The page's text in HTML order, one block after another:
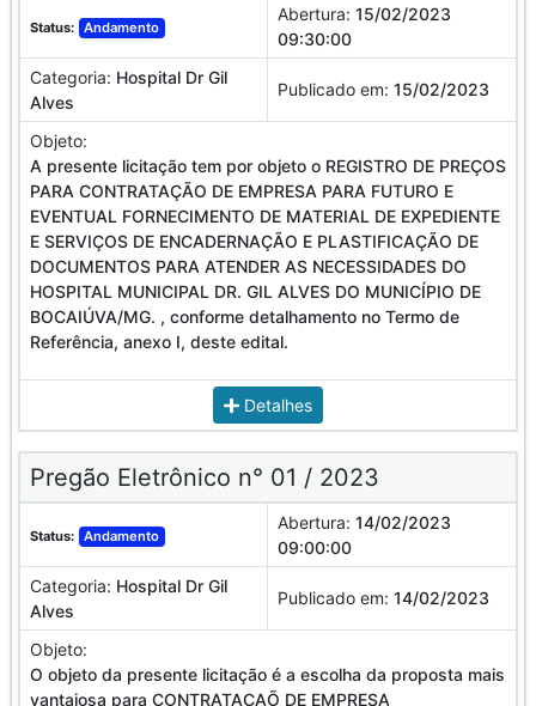
Status: Andamento
Abertura: 15/02/2023
09:30:00
Categoria: Hospital Dr Gil
Alves
Publicado em: 15/02/2023
Objeto:
A presente licitação tem por objeto o REGISTRO DE PREÇOS
PARA CONTRATAÇÃO DE EMPRESA PARA FUTURO E
EVENTUAL FORNECIMENTO DE MATERIAL DE EXPEDIENTE
E SERVIÇOS DE ENCADERNAÇÃO E PLASTIFICAÇÃO DE
DOCUMENTOS PARA ATENDER AS NECESSIDADES DO
HOSPITAL MUNICIPAL DR. GIL ALVES DO MUNICÍPIO DE
BOCAIÚVA/MG. , conforme detalhamento no Termo de
Referência, anexo I, deste edital.
Detalhes
Pregão Eletrônico n° 01 / 2023
Status: Andamento
Abertura: 14/02/2023
09:00:00
Categoria: Hospital Dr Gil
Alves
Publicado em: 14/02/2023
Objeto:
O objeto da presente licitação é a escolha da proposta mais
vantajosa para CONTRATAÇAÕ DE EMPRESA